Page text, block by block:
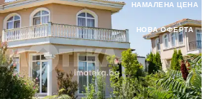
Регистрация
НАМАЛЕНА ЦЕНА
НОВА ОФЕРТА